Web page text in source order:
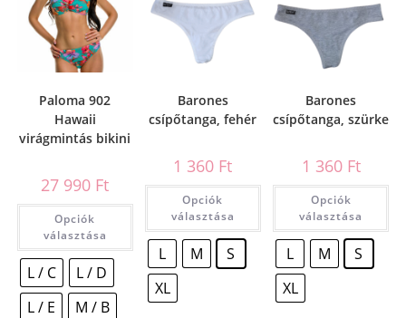
Paloma 902
Hawaii
virágmintás bikini
27 990 Ft
Opciók
választása
L / C
L / D
L / E
M / B
Barones
csípőtanga, fehér
1 360 Ft
Opciók
választása
L M
S
XL
Barones
csípőtanga, szürke
1 360 Ft
Opciók
választása
L M
S
XL